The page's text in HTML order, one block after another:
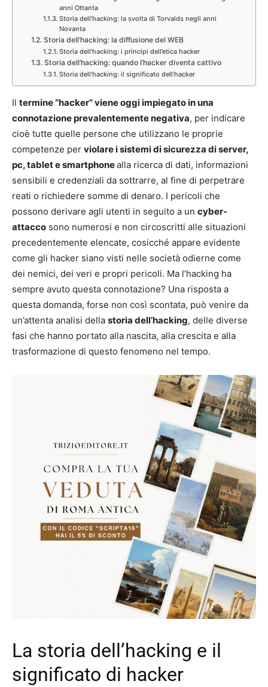
anni Ottanta
Storia dell’hacking: la svolta di Torvalds negli anni
Novanta
Storia dell’hacking: la diffusione del WEB
Storia dell’hacking: i principi dell’etica hacker
Storia dell’hacking: quando l’hacker diventa cattivo
Storia dell’hacking: il significato dell’hacker
Il termine “hacker” viene oggi impiegato in una
connotazione prevalentemente negativa, per indicare
cioè tutte quelle persone che utilizzano le proprie
competenze per violare i sistemi di sicurezza di server,
pc, tablet e smartphonealla ricerca di dati, informazioni
sensibili e credenziali da sottrarre, al fine di perpetrare
reati o richiedere somme di denaro. I pericoli che
possono derivare agli utenti in seguito a un cyber-
attacco sono numerosi e non circoscritti alle situazioni
precedentemente elencate, cosicché appare evidente
come gli hacker siano visti nelle società odierne come
dei nemici, dei veri e propri pericoli. Ma l’hacking ha
sempre avuto questa connotazione? Una risposta a
questa domanda, forse non così scontata, può venire da
un’attenta analisi della storia dell’hacking, delle diverse
fasi che hanno portato alla nascita, alla crescita e alla
trasformazione di questo fenomeno nel tempo.
La storia dell’hacking e il
significato di hacker